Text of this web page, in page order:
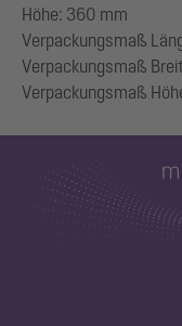
Höhe: 360 mm
Verpackungsmaß
Verpackungsmaß